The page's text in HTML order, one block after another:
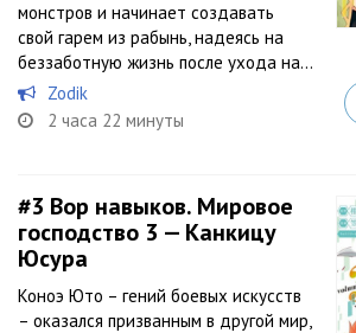
монстров и начинает создавать
свой гарем из рабынь, надеясь на
беззаботную жизнь после ухода на...
Zodik
2 часа 22 минуты
#3 Вор навыков. Мировое
господство 3 — Канкицу
Юсура
Коноэ Юто – гений боевых искусств
– оказался призванным в другой мир,